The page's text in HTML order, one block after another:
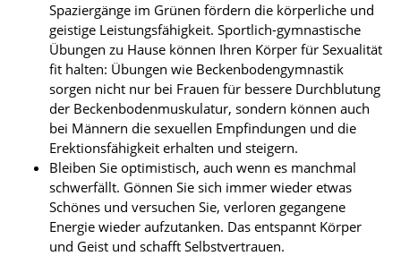
Spaziergänge im Grünen fördern die körperliche und
geistige Leistungsfähigkeit. Sportlich-gymnastische
Übungen zu Hause können Ihren Körper für Sexualität
fit halten: Übungen wie Beckenbodengymnastik
sorgen nicht nur bei Frauen für bessere Durchblutung
der Beckenbodenmuskulatur, sondern können auch
bei Männern die sexuellen Empfindungen und die
Erektionsfähigkeit erhalten und steigern.
Bleiben Sie optimistisch, auch wenn es manchmal
schwerfällt. Gönnen Sie sich immer wieder etwas
Schönes und versuchen Sie, verloren gegangene
Energie wieder aufzutanken. Das entspannt Körper
und Geist und schafft Selbstvertrauen.